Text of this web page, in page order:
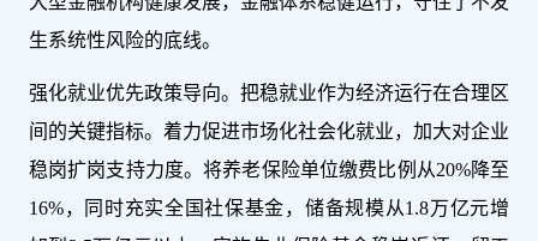
生系统性风险的底线。
强化就业优先政策导向。把稳就业作为经济运行在合理区
间的关键指标。着力促进市场化社会化就业，加大对企业
稳岗扩岗支持力度。将养老保险单位缴费比例从20%降至
16%，同时充实全国社保基金，储备规模从1.8万亿元增